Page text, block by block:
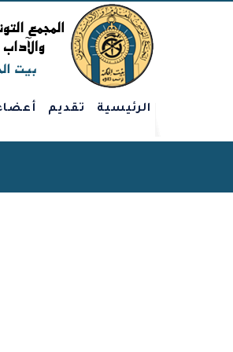
الرئيسية تقديم